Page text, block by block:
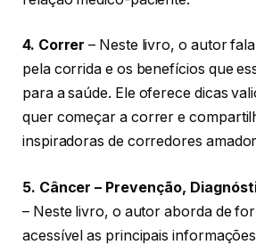
4. Correr – Neste livro, o autor
pela corrida e os benefícios que
para a saúde. Ele oferece dicas
quer começar a correr e
inspiradoras de corredores
5. Câncer – Prevenção,
– Neste livro, o autor aborda de
acessível as principais